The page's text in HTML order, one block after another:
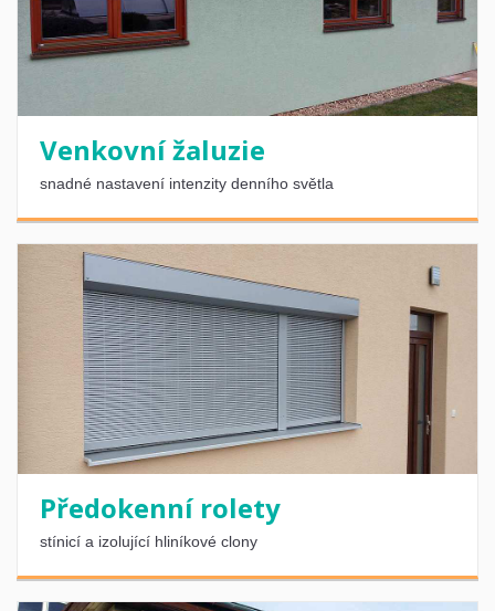
Venkovní žaluzie
snadné nastavení intenzity denního světla
Předokenní rolety
stínicí a izolující hliníkové clony